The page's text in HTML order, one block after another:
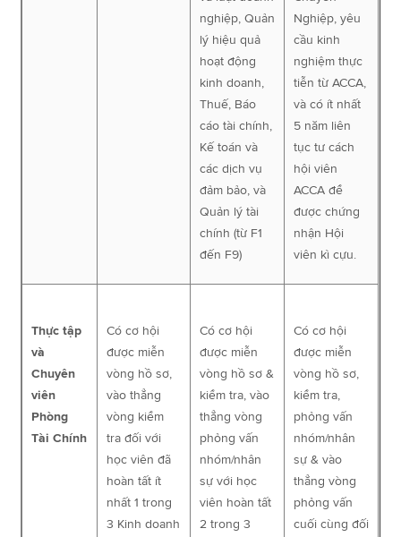
nghiệp, Quản
lý hiệu quả
hoạt động
kinh doanh,
Thuế, Báo
cáo tài chính,
Kế toán và
các dịch vụ
đảm bảo, và
Quản lý tài
chính (từ F1
đến F9)
Nghiệp, yêu
cầu kinh
nghiệm thực
tiễn từ ACCA,
và có ít nhất
5 năm liên
tục tư cách
hội viên
ACCA để
được chứng
nhận Hội
viên kì cựu.
Thực tập
và
Chuyên
viên
Phòng
Tài Chính
Có cơ hội
được miễn
vòng hồ sơ,
vào thẳng
vòng kiểm
tra đối với
học viên đã
hoàn tất ít
nhất 1 trong
3 Kinh doanh
Có cơ hội
được miễn
vòng hồ sơ &
kiểm tra, vào
thẳng vòng
phỏng vấn
nhóm/nhân
sự với học
viên hoàn tất
2 trong 3
Có cơ hội
được miễn
vòng hồ sơ,
kiểm tra,
phỏng vấn
nhóm/nhân
sự & vào
thẳng vòng
phỏng vấn
cuối cùng đối